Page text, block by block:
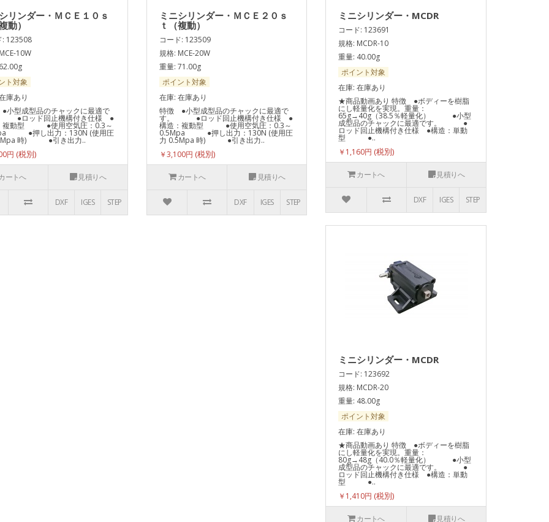
リンダー・ＭＣＥ１０ｓ
動）
: 123508
10W
ト対象
庫あり
小型成型品のチャックに最適で
ロッド回止機構付き仕様 ●
複動型 ●使用空気圧：0.3～
●押し出力：130N (使用圧
時) ●引き出力..
円
ートへ 見積りへ
DXF IGES STEP
ミニシリンダー・ＭＣＥ２０ｓ
ｔ（複動）
コード: 123509
規格: MCE-20W
重量: 71.00g
ポイント対象
在庫: 在庫あり
特徴 ●小型成型品のチャックに最適で
す。 ●ロッド回止機構付き仕様 ●
構造：複動型 ●使用空気圧：0.3～
0.5Mpa ●押し出力：130N (使用圧
力 0.5Mpa 時) ●引き出力..
￥3,100円
カートへ 見積りへ
DXF IGES STEP
ミニシリンダー・MCDR
コード: 123691
規格: MCDR-10
重量: 40.00g
ポイント対象
在庫: 在庫あり
★商品動画あり 特徴 ●ボディーを樹脂
にし軽量化を実現。重量：
65g→40g（38.5％軽量化） ●小型
成型品のチャックに最適です。 ●
ロッド回止機構付き仕様 ●構造：単動
型 ●..
￥1,160円
カートへ 見積りへ
DXF IGES STEP
ミニシリンダー・MCDR
コード: 123692
規格: MCDR-20
重量: 48.00g
ポイント対象
在庫: 在庫あり
★商品動画あり 特徴 ●ボディーを樹脂
にし軽量化を実現。重量：
80g→48g（40.0％軽量化） ●小型
成型品のチャックに最適です。 ●
ロッド回止機構付き仕様 ●構造：単動
型 ●..
￥1,410円
カートへ 見積りへ